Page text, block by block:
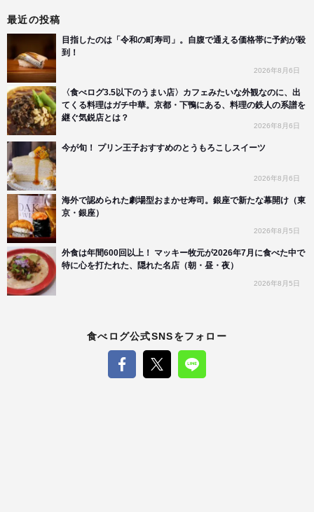
最近の投稿
目指したのは「令和の町寿司」。自腹で通える価格帯に予約が殺
到！
2026年8月6日
〈食べログ3.5以下のうまい店〉カフェみたいな外観なのに、出
てくる料理はガチ中華。京都・下鴨にある、料理の鉄人の系譜を
継ぐ気鋭店とは？
2026年8月6日
今が旬！ プリン王子おすすめのとうもろこしスイーツ
2026年8月6日
海外で認められた劇場型おまかせ寿司。銀座で新たな幕開け（東
京・銀座）
2026年8月5日
外食は年間600回以上！ マッキー牧元が2026年7月に食べた中で
特に心を打たれた、隠れた名店（朝・昼・夜）
2026年8月5日
食べログ公式SNSをフォロー